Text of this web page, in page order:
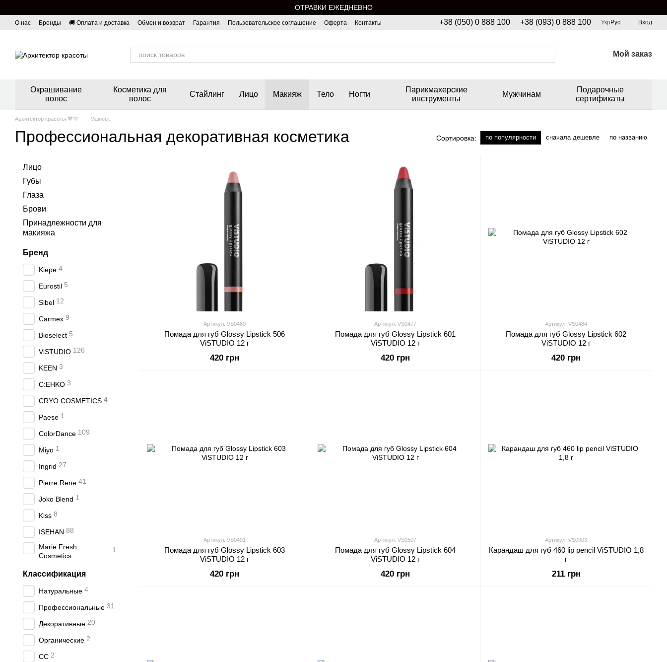
ОТРАВКИ ЕЖЕДНЕВНО
О нас Бренды 🚚 Оплата и доставка Обмен и возврат Гарантия Пользовательское соглашение Оферта Контакты +38 (050) 0 888 100 +38 (093) 0 888 100 Укр Рус Вход
Мой заказ
Окрашивание
волос
Косметика для
волос
Стайлинг Лицо Макияж Тело Ногти
Парикмахерские
инструменты
Мужчинам
Подарочные
сертификаты
Архитектор красоты 💙💛 Макияж
Профессиональная декоративная косметика Сортировка: по популярности сначала дешевле по названию
Артикул: VS0460
Помада для губ Glossy Lipstick 506
ViSTUDIO 12 г
420 грн
Артикул: VS0477
Помада для губ Glossy Lipstick 601
ViSTUDIO 12 г
420 грн
Артикул: VS0484
Помада для губ Glossy Lipstick 602
ViSTUDIO 12 г
420 грн
Артикул: VS0491
Помада для губ Glossy Lipstick 603
ViSTUDIO 12 г
420 грн
Артикул: VS0507
Помада для губ Glossy Lipstick 604
ViSTUDIO 12 г
420 грн
Артикул: VS0903
Карандаш для губ 460 lip pencil ViSTUDIO 1,8
г
211 грн
Лицо
Губы
Глаза
Брови
Принадлежности для
макияжа
Бренд
Kiepe 4
Eurostil 5
Sibel 12
Carmex 9
Bioselect 5
ViSTUDIO 126
KEEN 3
C:EHKO 3
CRYO COSMETICS 4
Paese 1
ColorDance 109
Miyo 1
Ingrid 27
Pierre Rene 41
Joko Blend 1
Kiss 8
ISEHAN 88
Marie Fresh
Cosmetics
1
Классификация
Натуральные 4
Профессиональные 31
Декоративные 20
Органические 2
СС 2